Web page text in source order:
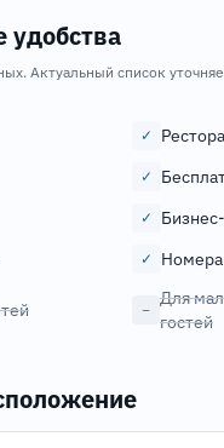
Актуальный список
✓
✓
✓
✓
−
Для
гостей